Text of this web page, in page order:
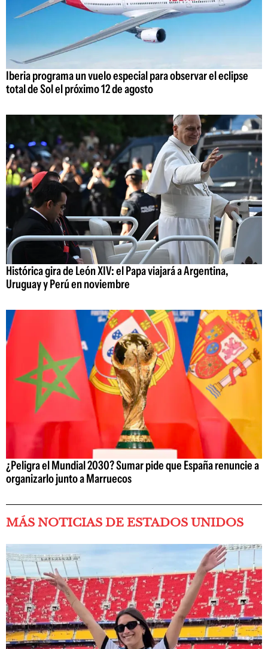
Iberia programa un vuelo especial para observar el eclipse
total de Sol el próximo 12 de agosto
Histórica gira de León XIV: el Papa viajará a Argentina,
Uruguay y Perú en noviembre
¿Peligra el Mundial 2030? Sumar pide que España renuncie a
organizarlo junto a Marruecos
MÁS NOTICIAS DE ESTADOS UNIDOS